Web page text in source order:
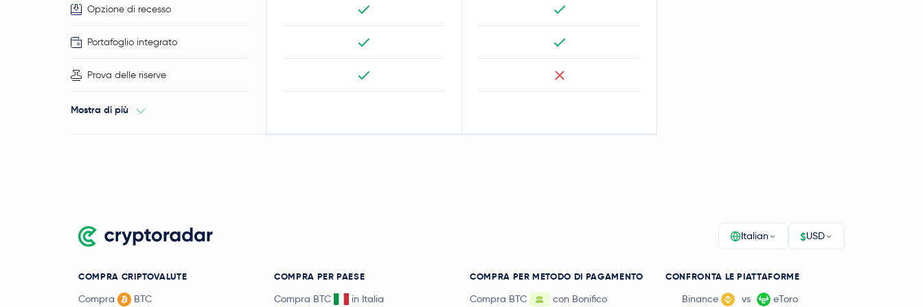
Opzione di recesso
Portafoglio integrato
Prova delle riserve
Mostra di più
Italian $USD
COMPRA CRIPTOVALUTE
Compra BTC
COMPRA PER PAESE
Compra BTC in Italia
COMPRA PER METODO DI PAGAMENTO
Compra BTC con Bonifico
CONFRONTA LE PIATTAFORME
Binance vs eToro